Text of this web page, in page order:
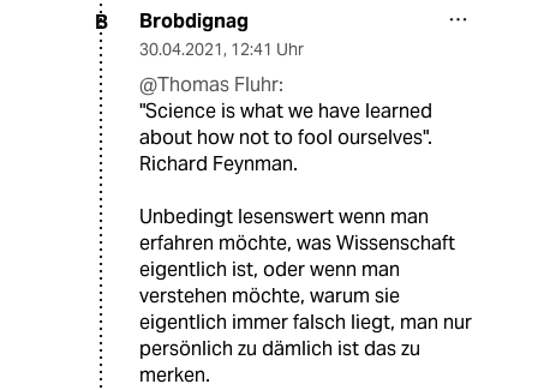
B Brobdignag
30.04.2021, 12:41 Uhr
@Thomas Fluhr:
"Science is what we have learned
about how not to fool ourselves".
Richard Feynman.
Unbedingt lesenswert wenn man
erfahren möchte, was Wissenschaft
eigentlich ist, oder wenn man
verstehen möchte, warum sie
eigentlich immer falsch liegt, man nur
persönlich zu dämlich ist das zu
merken.